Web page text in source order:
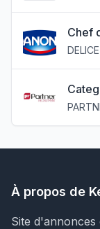
Chef
À propos de
Site